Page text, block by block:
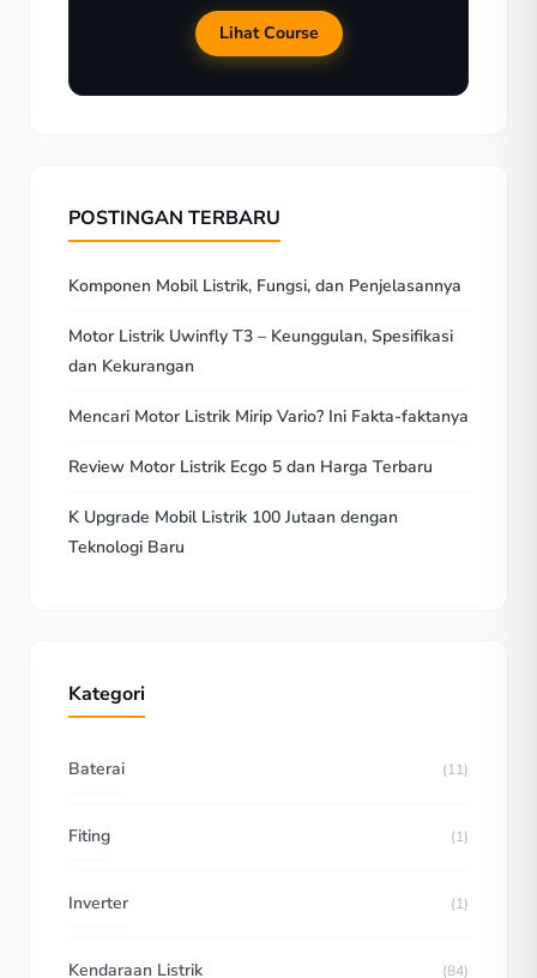
Lihat Course
POSTINGAN TERBARU
Komponen Mobil Listrik, Fungsi, dan Penjelasannya
Motor Listrik Uwinfly T3 – Keunggulan, Spesifikasi
dan Kekurangan
Mencari Motor Listrik Mirip Vario? Ini Fakta-faktanya
Review Motor Listrik Ecgo 5 dan Harga Terbaru
K Upgrade Mobil Listrik 100 Jutaan dengan
Teknologi Baru
Kategori
Baterai (11)
Fiting (1)
Inverter (1)
Kendaraan Listrik (84)